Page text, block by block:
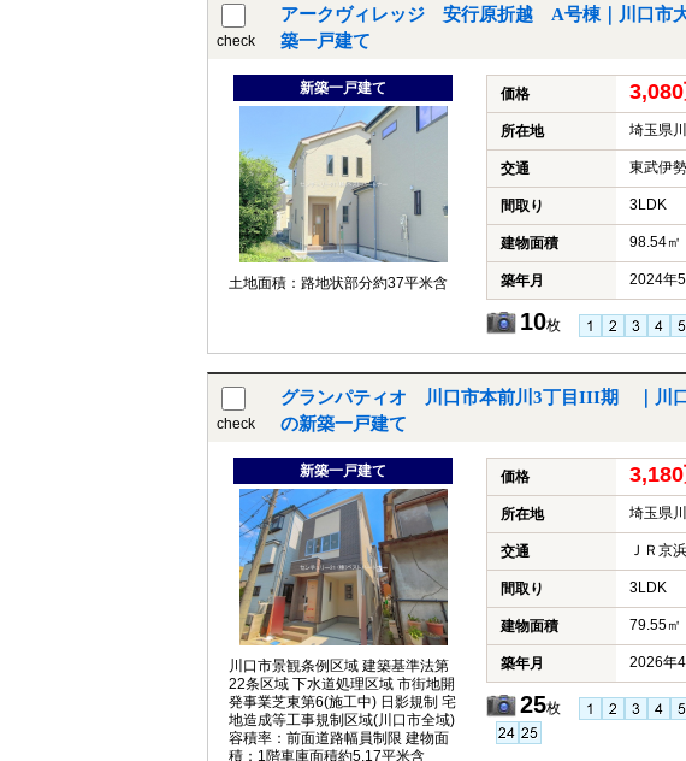
check
アークヴィレッジ 安行原折越 A号棟｜川口市
築一戸建て
新築一戸建て
土地面積：路地状部分約37平米含
価格
所在地 埼玉県
交通 東武伊
間取り 3LDK
建物面積 98.54㎡
築年月 2024年5
10枚
check
グランパティオ 川口市本前川3丁目III期 ｜川口
の新築一戸建て
新築一戸建て
川口市景観条例区域 建築基準法第
22条区域 下水道処理区域 市街地開
発事業芝東第6(施工中) 日影規制 宅
地造成等工事規制区域(川口市全域)
容積率：前面道路幅員制限 建物面
積：1階車庫面積約5.17平米含
価格
所在地 埼玉県
交通 ＪＲ京
間取り 3LDK
建物面積 79.55㎡
築年月 2026年4
25枚